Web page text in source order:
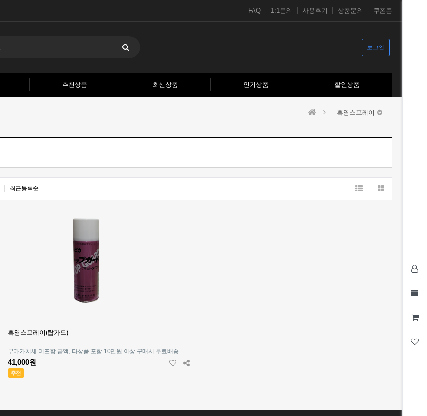
FAQ 1:1문의 사용후기 상품문의 쿠폰존
로그인
추천상품 최신상품 인기상품 할인상품
흑염스프레이
최근등록순
흑염스프레이(탑가드)
부가가치세 미포함 금액, 타상품 포함 10만원 이상 구매시 무료배송
41,000원
추천